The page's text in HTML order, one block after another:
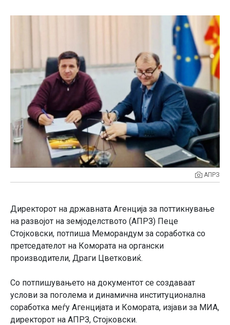
АПРЗ
Директорот на државната Агенција за поттикнување
на развојот на земјоделството (АПРЗ) Пеце
Стојковски, потпиша Меморандум за соработка со
претседателот на Комората на органски
производители, Драги Цветковиќ.
Со потпишувањето на документот се создаваат
услови за поголема и динамична институционална
соработка меѓу Агенцијата и Комората, изјави за МИA,
директорот на АПРЗ, Стојковски.